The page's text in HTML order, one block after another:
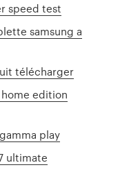
speed test
samsung a
télécharger
edition
play
ultimate